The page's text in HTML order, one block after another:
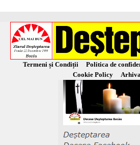
Termeni și Condiții Politica de
Cookie Policy